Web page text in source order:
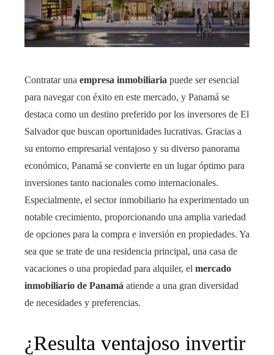
Contratar una empresa inmobiliaria puede ser esencial
para navegar con éxito en este mercado, y Panamá se
destaca como un destino preferido por los inversores de El
Salvador que buscan oportunidades lucrativas. Gracias a
su entorno empresarial ventajoso y su diverso panorama
económico, Panamá se convierte en un lugar óptimo para
inversiones tanto nacionales como internacionales.
Especialmente, el sector inmobiliario ha experimentado un
notable crecimiento, proporcionando una amplia variedad
de opciones para la compra e inversión en propiedades. Ya
sea que se trate de una residencia principal, una casa de
vacaciones o una propiedad para alquiler, el mercado
inmobiliario de Panamá atiende a una gran diversidad
de necesidades y preferencias.
¿Resulta ventajoso invertir